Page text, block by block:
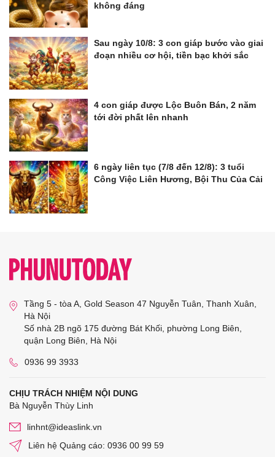
không đáng
Sau ngày 10/8: 3 con giáp bước vào giai
đoạn nhiều cơ hội, tiền bạc khởi sắc
4 con giáp được Lộc Buôn Bán, 2 năm
tới đời phất lên nhanh
6 ngày liên tục (7/8 đến 12/8): 3 tuổi
Công Việc Liên Hương, Bội Thu Của Cải
Tầng 5 - tòa A, Gold Season 47 Nguyễn Tuân, Thanh Xuân,
Hà Nội
Số nhà 2B ngõ 175 đường Bát Khối, phường Long Biên,
quận Long Biên, Hà Nội
0936 99 3933
CHỊU TRÁCH NHIỆM NỘI DUNG
Bà Nguyễn Thùy Linh
linhnt@ideaslink.vn
Liên hệ Quảng cáo: 0936 00 99 59